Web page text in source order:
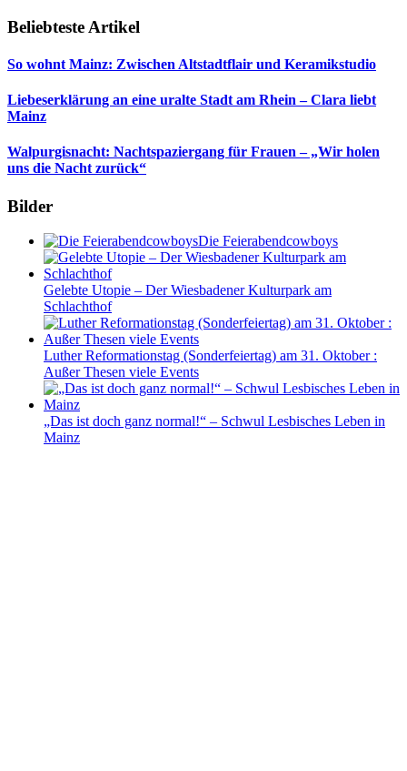
Beliebteste Artikel
So wohnt Mainz: Zwischen Altstadtflair und Keramikstudio
Liebeserklärung an eine uralte Stadt am Rhein – Clara liebt
Mainz
Walpurgisnacht: Nachtspaziergang für Frauen – „Wir holen
uns die Nacht zurück“
Bilder
Die Feierabendcowboys
Gelebte Utopie – Der Wiesbadener Kulturpark am
Schlachthof
Luther Reformationstag (Sonderfeiertag) am 31. Oktober :
Außer Thesen viele Events
„Das ist doch ganz normal!“ – Schwul Lesbisches Leben in
Mainz